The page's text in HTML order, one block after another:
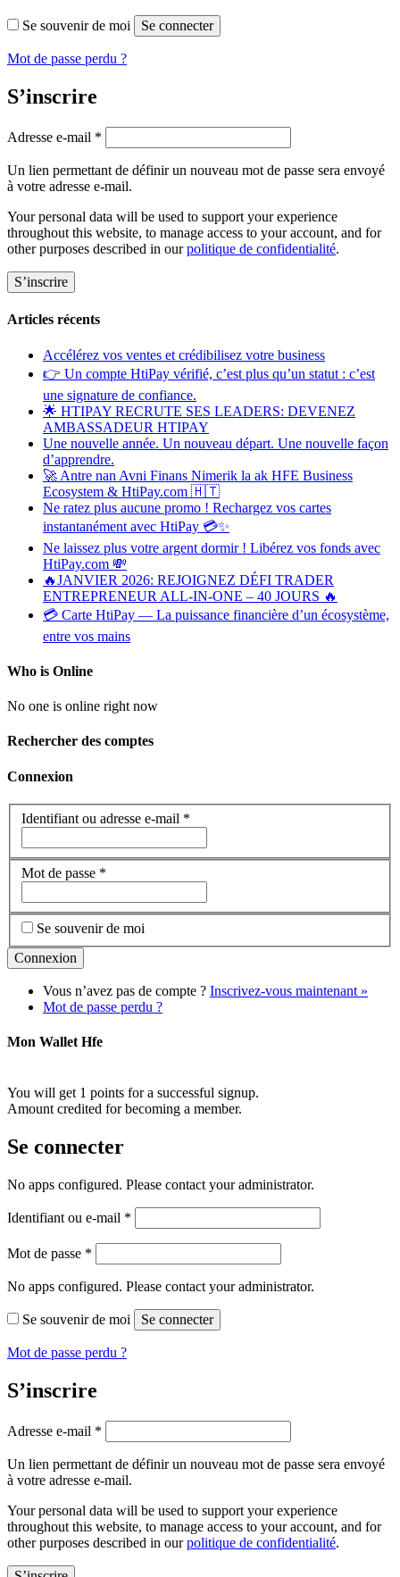
Se souvenir de moi Se connecter
Mot de passe perdu ?
S’inscrire
Adresse e-mail *
Un lien permettant de définir un nouveau mot de passe sera envoyé
à votre adresse e-mail.
Your personal data will be used to support your experience
throughout this website, to manage access to your account, and for
other purposes described in ourpolitique de confidentialité.
S’inscrire
Articles récents
Accélérez vos ventes et crédibilisez votre business
👉 Un compte HtiPay vérifié, c’est plus qu’un statut : c’est
une signature de confiance.
🌟 HTIPAY RECRUTE SES LEADERS: DEVENEZ
AMBASSADEUR HTIPAY
Une nouvelle année. Un nouveau départ. Une nouvelle façon
d’apprendre.
🚀 Antre nan Avni Finans Nimerik la ak HFE Business
Ecosystem & HtiPay.com 🇭🇹
Ne ratez plus aucune promo ! Rechargez vos cartes
instantanément avec HtiPay 💳✨
Ne laissez plus votre argent dormir ! Libérez vos fonds avec
HtiPay.com 💸
🔥JANVIER 2026: REJOIGNEZ DÉFI TRADER
ENTREPRENEUR ALL-IN-ONE – 40 JOURS 🔥
💳 Carte HtiPay — La puissance financière d’un écosystème,
entre vos mains
Who is Online
No one is online right now
Rechercher des comptes
Connexion
Identifiant ou adresse e-mail *
Mot de passe *
Se souvenir de moi
Vous n’avez pas de compte ? Inscrivez-vous maintenant »
Mot de passe perdu ?
Mon Wallet Hfe
You will get 1 points for a successful signup.
Amount credited for becoming a member.
Se connecter
No apps configured. Please contact your administrator.
Identifiant ou e-mail *
Mot de passe *
No apps configured. Please contact your administrator.
Se souvenir de moi Se connecter
Mot de passe perdu ?
S’inscrire
Adresse e-mail *
Un lien permettant de définir un nouveau mot de passe sera envoyé
à votre adresse e-mail.
Your personal data will be used to support your experience
throughout this website, to manage access to your account, and for
other purposes described in ourpolitique de confidentialité.